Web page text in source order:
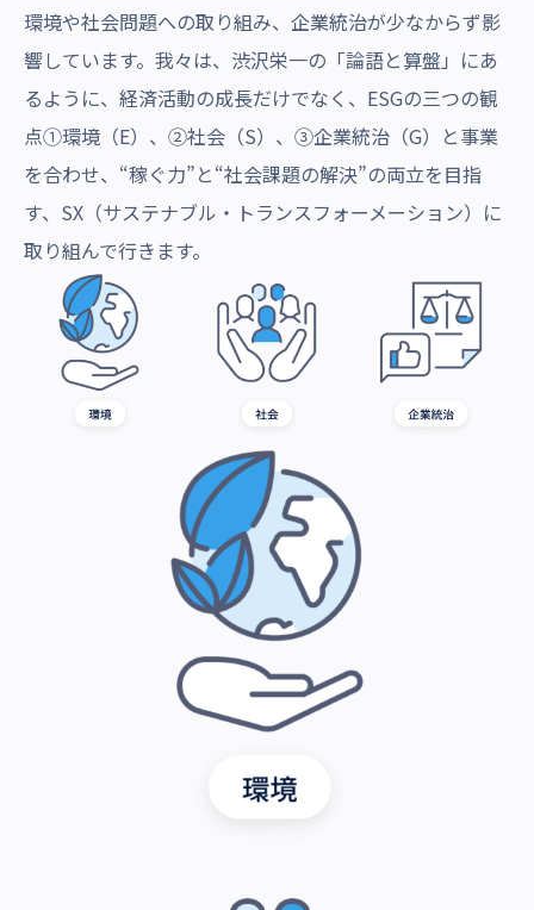
環境や社会問題への取り組み、企業統治が少なからず影
響しています。我々は、渋沢栄一の「論語と算盤」にあ
るように、経済活動の成長だけでなく、ESGの三つの観
点①環境（E）、②社会（S）、③企業統治（G）と事業
を合わせ、“稼ぐ力”と“社会課題の解決”の両立を目指
す、SX（サステナブル・トランスフォーメーション）に
取り組んで行きます。